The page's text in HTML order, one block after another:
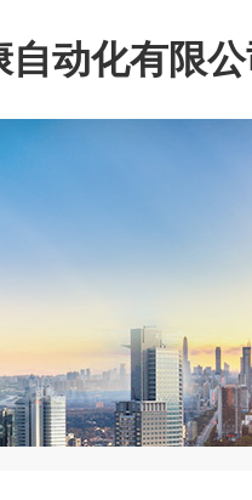
自动化有限